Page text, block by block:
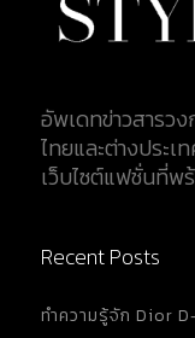
อัพเดทข่าวสารว
ไทยและต่างประเ
เว็บไซต์แฟชั่นที่พ
Recent Posts
ทำความรู้จัก Dior